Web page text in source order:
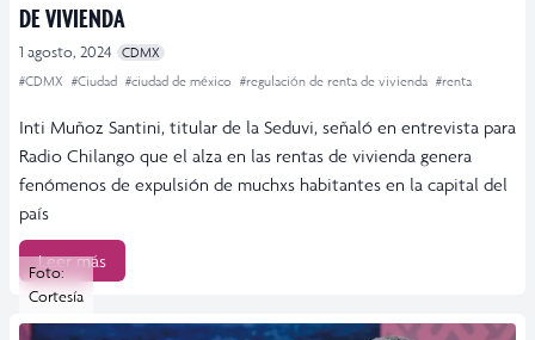
DE VIVIENDA
1 agosto, 2024
CDMX
#CDMX #Ciudad #ciudad de méxico #regulación de renta de vivienda #renta
Inti Muñoz Santini, titular de la Seduvi, señaló en entrevista para
Radio Chilango que el alza en las rentas de vivienda genera
fenómenos de expulsión de muchxs habitantes en la capital del
país
Leer más
Foto:
Cortesía